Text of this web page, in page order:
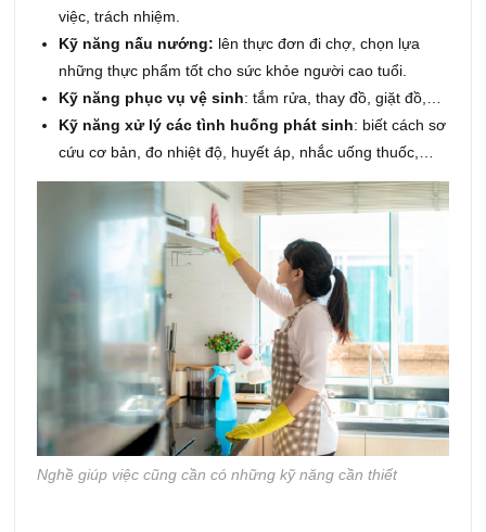
việc, trách nhiệm.
Kỹ năng nấu nướng: lên thực đơn đi chợ, chọn lựa
những thực phẩm tốt cho sức khỏe người cao tuổi.
Kỹ năng phục vụ vệ sinh: tắm rửa, thay đồ, giặt đồ,…
Kỹ năng xử lý các tình huống phát sinh: biết cách sơ
cứu cơ bản, đo nhiệt độ, huyết áp, nhắc uống thuốc,…
Nghề giúp việc cũng cần có những kỹ năng cần thiết